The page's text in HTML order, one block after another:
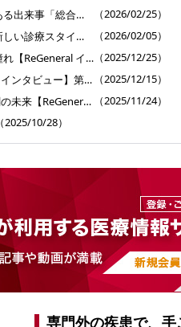
僕はなぜ医者になったのか？ 医療行政マンを原点に帰らせたある出来事「総合医育成プログラム」インタビュー【ReGeneral インタビュー】第5回
（2026/02/25）
キャリア中断後に見つけた 総合診療能力で専門性を強化する新しい診療スタイル【ReGeneral インタビュー】第4回
（2026/02/05）
外科医のキャリア終盤に思い出した 何でも診られる医者への憧れ【ReGeneral インタビュー】第3回 （2025/12/25）
50代半ばで精神科から一転・総合診療でへき地へ【ReGeneral インタビュー】第2回 （2025/12/15）
「総合医育成プログラム」で広がる医師のキャリアと医療機関の未来【ReGeneral インタビュー】第1回
（2025/11/24）
（2025/10/28）
専門外の疾患で、